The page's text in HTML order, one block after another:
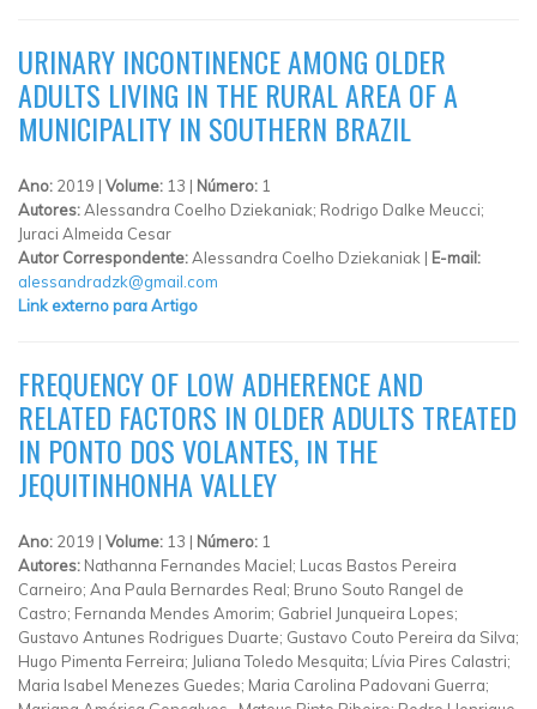
URINARY INCONTINENCE AMONG OLDER
ADULTS LIVING IN THE RURAL AREA OF A
MUNICIPALITY IN SOUTHERN BRAZIL
Ano: 2019 | Volume: 13 | Número: 1
Autores:Alessandra Coelho Dziekaniak; Rodrigo Dalke Meucci;
Juraci Almeida Cesar
Autor Correspondente:Alessandra Coelho Dziekaniak | E-mail:
alessandradzk@gmail.com
Link externo para Artigo
FREQUENCY OF LOW ADHERENCE AND
RELATED FACTORS IN OLDER ADULTS TREATED
IN PONTO DOS VOLANTES, IN THE
JEQUITINHONHA VALLEY
Ano: 2019 | Volume: 13 | Número: 1
Autores: Nathanna Fernandes Maciel; Lucas Bastos Pereira
Carneiro; Ana Paula Bernardes Real; Bruno Souto Rangel de
Castro; Fernanda Mendes Amorim; Gabriel Junqueira Lopes;
Gustavo Antunes Rodrigues Duarte; Gustavo Couto Pereira da Silva;
Hugo Pimenta Ferreira; Juliana Toledo Mesquita; Lívia Pires Calastri;
Maria Isabel Menezes Guedes; Maria Carolina Padovani Guerra;